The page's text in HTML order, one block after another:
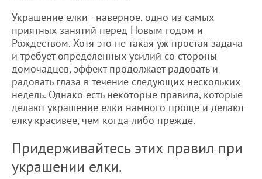
Украшение елки - наверное, одно из самых
приятных занятий перед Новым годом и
Рождеством. Хотя это не такая уж простая задача
и требует определенных усилий со стороны
домочадцев, эффект продолжает радовать и
радовать глаза в течение следующих нескольких
недель. Однако есть некоторые правила, которые
делают украшение елки намного проще и делают
елку красивее, чем когда-либо прежде.
Придерживайтесь этих правил при
украшении елки.